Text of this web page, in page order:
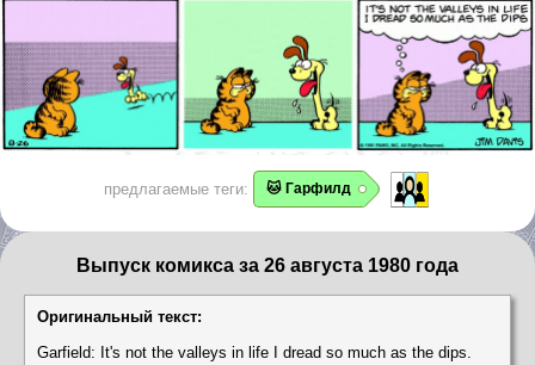
предлагаемые теги: 🐱 Гарфилд
Выпуск комикса за 26 августа 1980 года
Оригинальный текст:
Garfield: It's not the valleys in life I dread so much as the dips.